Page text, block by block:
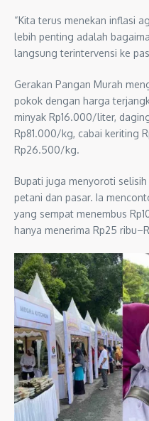
“Kita terus menekan inflasi
lebih penting adalah
langsung terintervensi ke
Gerakan Pangan Murah
pokok dengan harga
minyak Rp16.000/liter,
Rp81.000/kg, cabai keriting
Rp26.500/kg.
Bupati juga menyoroti
petani dan pasar. Ia
yang sempat menembus
hanya menerima Rp25